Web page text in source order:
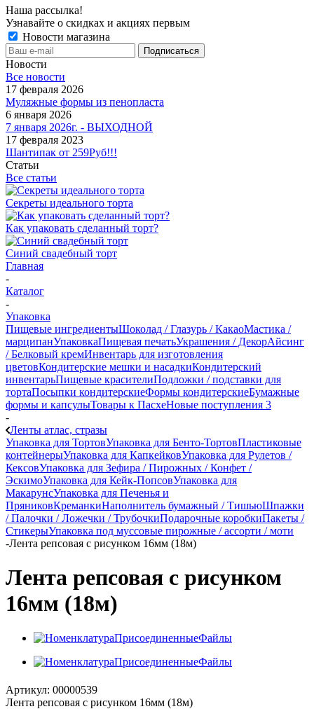
Наша рассылка!
Узнавайте о скидках и акциях первым
Новости магазина
Новости
Все новости
17 февраля 2026
Муляжные формы из пенопласта
6 января 2026
7 января 2026г. - ВЫХОДНОЙ
17 февраля 2023
Шантипак от 259Руб!!!
Статьи
Все статьи
Секреты идеального торта
Как упаковать сделанный торт?
Синий свадебный торт
Главная
-
Каталог
-
Упаковка
Пищевые ингредиентыШоколад / Глазурь / КакаоМастика /
марципанУпаковкаПищевая печатьУкрашения / ДекорАйсинг
/ Белковый кремИнвентарь для изготовления
цветовКондитерские мешки и насадкиКондитерский
инвентарьПищевые красителиПодложки / подставки для
тортаПосыпки кондитерскиеФормы кондитерскиеБумажные
формы и капсулыТовары к ПасхеНовые поступления 3
-
Ленты атлас, стразы
Упаковка для ТортовУпаковка для Бенто-ТортовПластиковые
контейнерыУпаковка для КапкейковУпаковка для Рулетов /
КексовУпаковка для Зефира / Пирожных / Конфет /
ЭскимоУпаковка для Кейк-ПопсовУпаковка для
МакарунсУпаковка для Печенья и
ПряниковКреманкиНаполнитель бумажный / ТишьюШпажки
/ Палочки / Ложечки / ТрубочкиПодарочные коробкиПакеты /
СтикерыУпаковка под муссовые пирожные / ассорти / моти
-Лента репсовая с рисунком 16мм (18м)
Лента репсовая с рисунком
16мм (18м)
Артикул: 00000539
Лента репсовая с рисунком 16мм (18м)